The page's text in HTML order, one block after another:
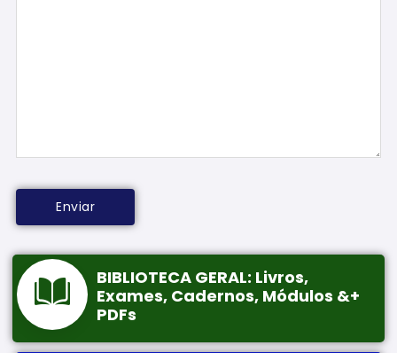
BIBLIOTECA GERAL: Livros,
Exames, Cadernos, Módulos &+
PDFs